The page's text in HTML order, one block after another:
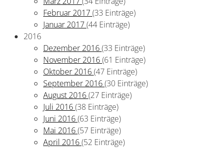
Februar 2017(33 Einträge)
Januar 2017(44 Einträge)
2016
Dezember 2016(33 Einträge)
November 2016(61 Einträge)
Oktober 2016(47 Einträge)
September 2016(30 Einträge)
August 2016(27 Einträge)
Juli 2016(38 Einträge)
Juni 2016(63 Einträge)
Mai 2016(57 Einträge)
April 2016(52 Einträge)